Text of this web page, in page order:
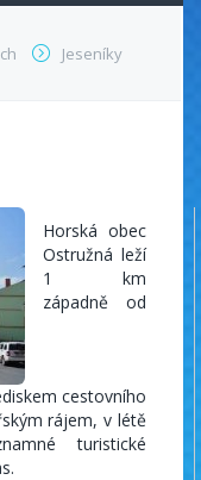
Jeseníky
Horská obec
Ostružná leží
1 km
západně od
cestovního
rájem, v létě
turistické